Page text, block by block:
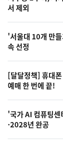
신,
오
늘
의
영
상
오
늘
뉴
스
서 제외
'서울대 10개 만
속 선정
[달달정책] 휴대
예매 한 번에 끝!
'국가 AI 컴퓨팅
·2028년 완공